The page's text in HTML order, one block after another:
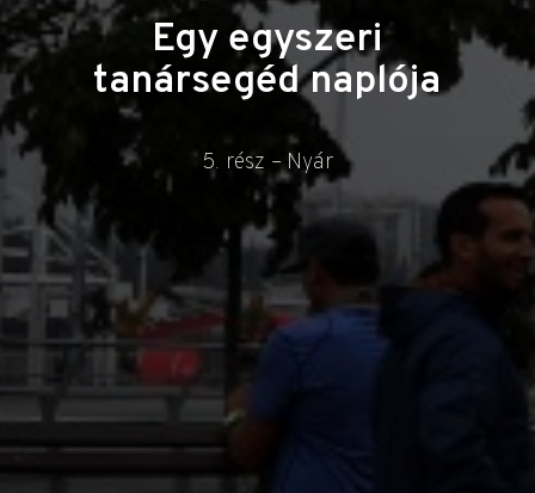
Egy egyszeri
tanársegéd naplója
5. rész – Nyár